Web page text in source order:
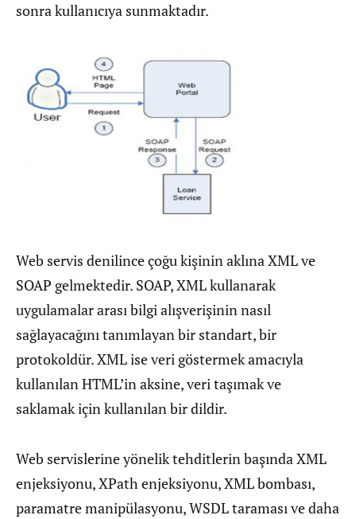
sonra kullanıcıya sunmaktadır.
Web servis denilince çoğu kişinin aklına XML ve
SOAP gelmektedir. SOAP, XML kullanarak
uygulamalar arası bilgi alışverişinin nasıl
sağlayacağını tanımlayan bir standart, bir
protokoldür. XML ise veri göstermek amacıyla
kullanılan HTML’in aksine, veri taşımak ve
saklamak için kullanılan bir dildir.
Web servislerine yönelik tehditlerin başında XML
enjeksiyonu, XPath enjeksiyonu, XML bombası,
paramatre manipülasyonu, WSDL taraması ve daha